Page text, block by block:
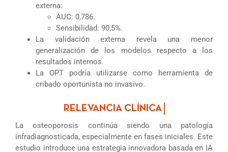
externa:
AUC: 0,786.
Sensibilidad: 90,5%.
La validación externa revela una menor
generalización de los modelos respecto a los
resultados internos.
La OPT podría utilizarse como herramienta de
cribado oportunista no invasivo.
La osteoporosis continúa siendo una patología
infradiagnosticada, especialmente en fases iniciales. Este
estudio introduce una estrategia innovadora basada en IA